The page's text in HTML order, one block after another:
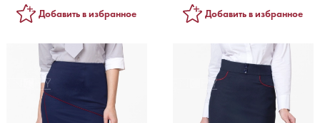
Добавить в избранное Добавить в избранное